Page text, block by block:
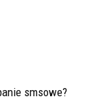
smsowe?